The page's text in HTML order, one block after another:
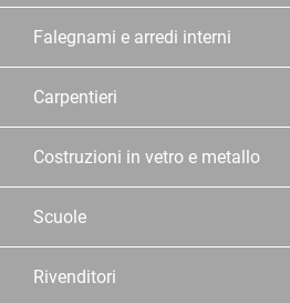
Falegnami e arredi interni
Carpentieri
Costruzioni in vetro e metallo
Scuole
Rivenditori